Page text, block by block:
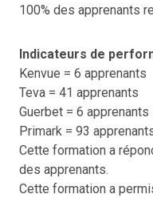
100% des apprenants
Indicateurs de
Kenvue = 6 apprenants
Teva = 41 apprenants
Guerbet = 6 apprenants
Primark = 93
Cette formation a
des apprenants.
Cette formation a